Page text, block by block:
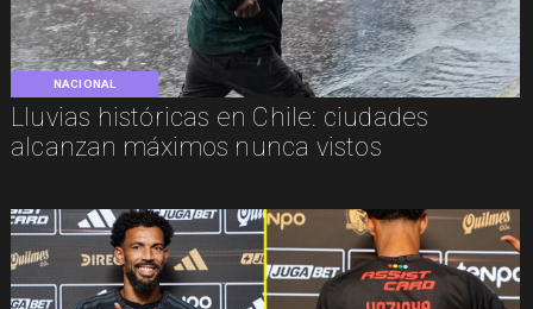
NACIONAL
Lluvias históricas en Chile: ciudades
alcanzan máximos nunca vistos